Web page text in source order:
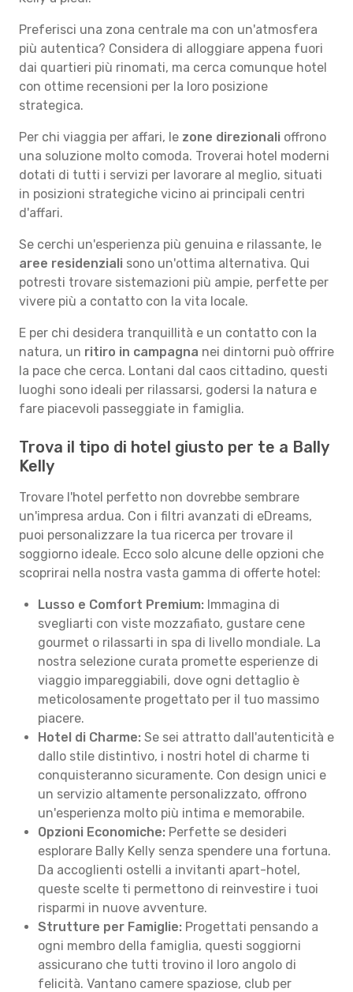
Preferisci una zona centrale ma con un'atmosfera
più autentica? Considera di alloggiare appena fuori
dai quartieri più rinomati, ma cerca comunque hotel
con ottime recensioni per la loro posizione
strategica.
Per chi viaggia per affari, le zone direzionali offrono
una soluzione molto comoda. Troverai hotel moderni
dotati di tutti i servizi per lavorare al meglio, situati
in posizioni strategiche vicino ai principali centri
d'affari.
Se cerchi un'esperienza più genuina e rilassante, le
aree residenziali sono un'ottima alternativa. Qui
potresti trovare sistemazioni più ampie, perfette per
vivere più a contatto con la vita locale.
E per chi desidera tranquillità e un contatto con la
natura, un ritiro in campagna nei dintorni può offrire
la pace che cerca. Lontani dal caos cittadino, questi
luoghi sono ideali per rilassarsi, godersi la natura e
fare piacevoli passeggiate in famiglia.
Trova il tipo di hotel giusto per te a Bally
Kelly
Trovare l'hotel perfetto non dovrebbe sembrare
un'impresa ardua. Con i filtri avanzati di eDreams,
puoi personalizzare la tua ricerca per trovare il
soggiorno ideale. Ecco solo alcune delle opzioni che
scoprirai nella nostra vasta gamma di offerte hotel:
Lusso e Comfort Premium: Immagina di
svegliarti con viste mozzafiato, gustare cene
gourmet o rilassarti in spa di livello mondiale. La
nostra selezione curata promette esperienze di
viaggio impareggiabili, dove ogni dettaglio è
meticolosamente progettato per il tuo massimo
piacere.
Hotel di Charme: Se sei attratto dall'autenticità e
dallo stile distintivo, i nostri hotel di charme ti
conquisteranno sicuramente. Con design unici e
un servizio altamente personalizzato, offrono
un'esperienza molto più intima e memorabile.
Opzioni Economiche: Perfette se desideri
esplorare Bally Kelly senza spendere una fortuna.
Da accoglienti ostelli a invitanti apart-hotel,
queste scelte ti permettono di reinvestire i tuoi
risparmi in nuove avventure.
Strutture per Famiglie: Progettati pensando a
ogni membro della famiglia, questi soggiorni
assicurano che tutti trovino il loro angolo di
felicità. Vantano camere spaziose, club per